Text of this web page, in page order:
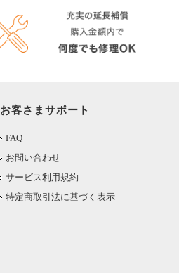
お客さまサポート
FAQ
お問い合わせ
サービス利用規約
特定商取引法に基づく表示